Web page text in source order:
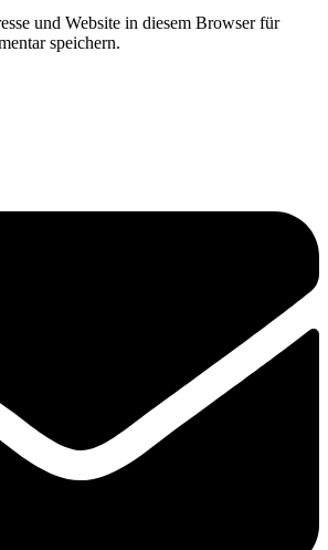
und Website in diesem Browser für
speichern.